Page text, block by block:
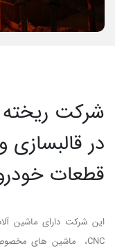
شرکت ریخته
در
قطعات
این شرکت دارای ماشین